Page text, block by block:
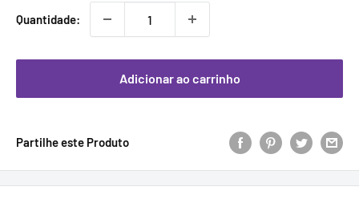
Quantidade:
Adicionar ao carrinho
Partilhe este Produto